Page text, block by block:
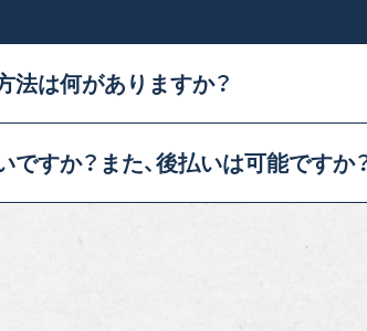
法は何がありますか？
ですか？また、後払いは可能ですか